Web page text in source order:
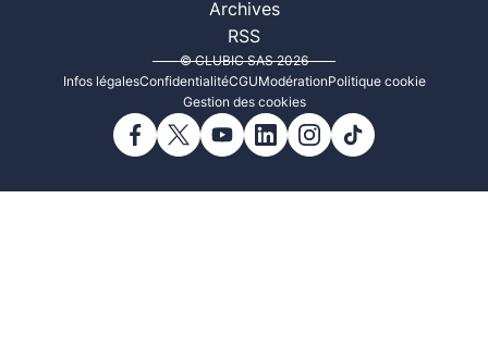
Archives
RSS
© CLUBIC SAS 2026
Infos légalesConfidentialitéCGUModérationPolitique cookie
Gestion des cookies